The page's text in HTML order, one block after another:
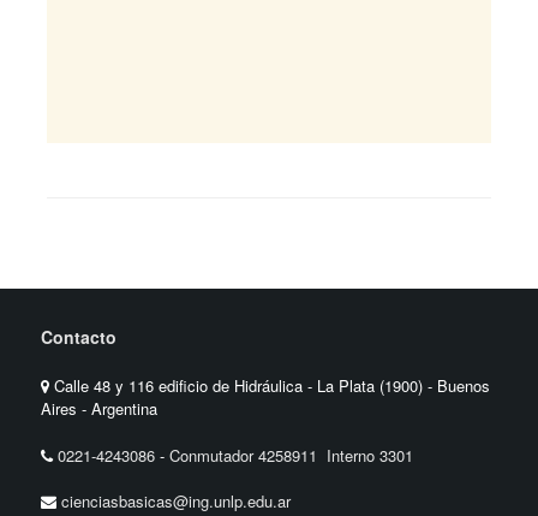
Contacto
Calle 48 y 116 edificio de Hidráulica - La Plata (1900) - Buenos
Aires - Argentina
0221-4243086 -Conmutador 4258911 Interno 3301
cienciasbasicas@ing.unlp.edu.ar